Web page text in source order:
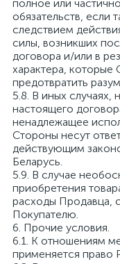
полное или
обязательств, если
следствием
силы, возникших
договора и/или в
характера, которые
предотвратить
5.8. В иных случаях,
настоящего
ненадлежащее
Стороны несут
действующим
Беларусь.
5.9. В случае
приобретения
расходы Продавца,
Покупателю.
6. Прочие условия.
6.1. К отношениям
применяется право